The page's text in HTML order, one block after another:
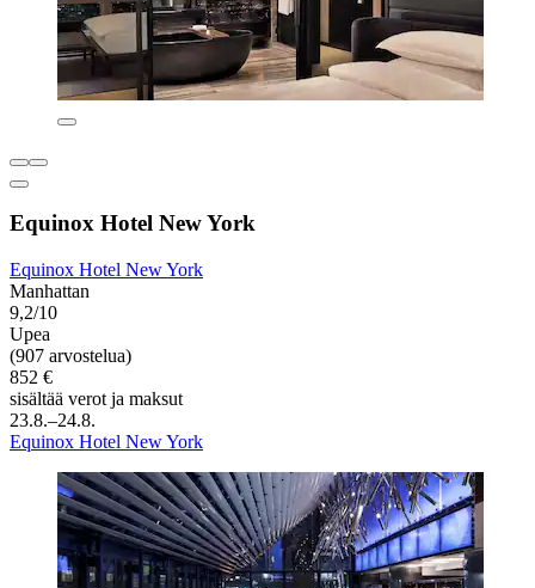
Equinox Hotel New York
Equinox Hotel New York
Manhattan
9,2/10
Upea
(907 arvostelua)
852 €
sisältää verot ja maksut
23.8.–24.8.
Equinox Hotel New York